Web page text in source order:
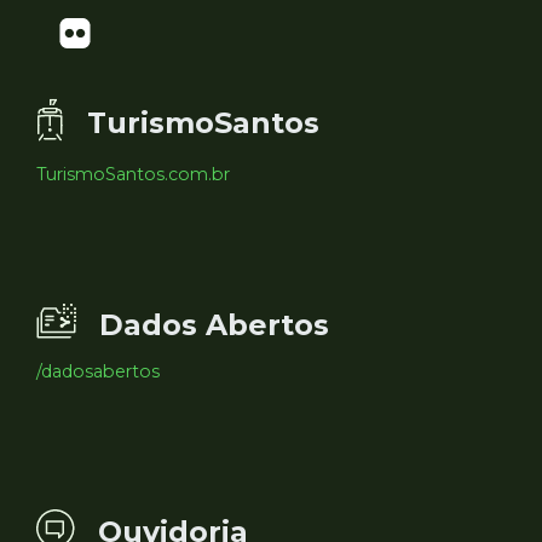
TurismoSantos
TurismoSantos.com.br
Dados Abertos
/dadosabertos
Ouvidoria